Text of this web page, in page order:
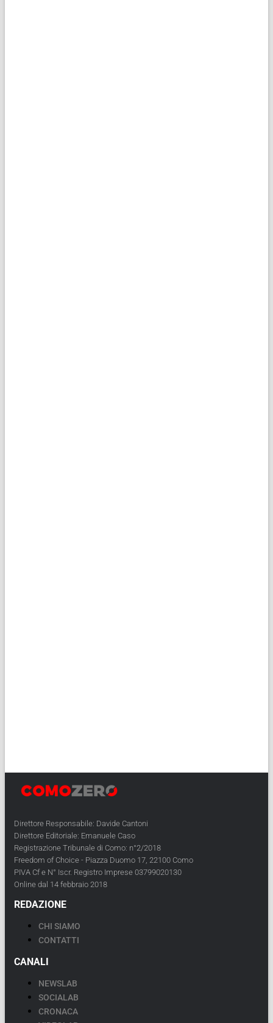
Direttore Responsabile: Davide Cantoni
Direttore Editoriale: Emanuele Caso
Registrazione Tribunale di Como: n°2/2018
Freedom of Choice - Piazza Duomo 17, 22100 Como
PIVA Cf e N° Iscr. Registro Imprese 03799020130
Online dal 14 febbraio 2018
REDAZIONE
CHI SIAMO
CONTATTI
CANALI
NEWSLAB
SOCIALAB
CRONACA